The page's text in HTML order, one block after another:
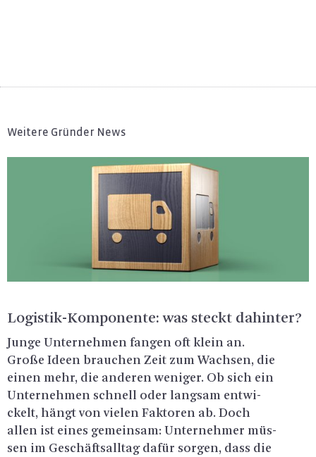
Weitere Gründer News
Lo­gis­tik-Kom­po­nen­te: was steckt da­hin­ter?
Junge Un­ter­neh­men fan­gen oft klein an.
Große Ideen brau­chen Zeit zum Wach­sen, die
einen mehr, die an­de­ren we­ni­ger. Ob sich ein
Un­ter­neh­men schnell oder lang­sam ent­wi­
ckelt, hängt von vie­len Fak­to­ren ab. Doch
allen ist eines ge­mein­sam: Un­ter­neh­mer müs­
sen im Ge­schäfts­all­tag dafür sor­gen, dass die